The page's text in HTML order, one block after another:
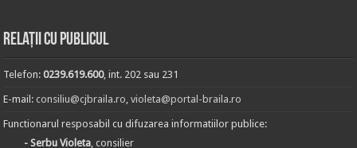
Relații cu publicul
Telefon:0239.619.600, int. 202 sau 231
E-mail:consiliu@cjbraila.ro,violeta@portal-braila.ro
Functionarul resposabil cu difuzarea informatiilor publice:
- Serbu Violeta, consilier